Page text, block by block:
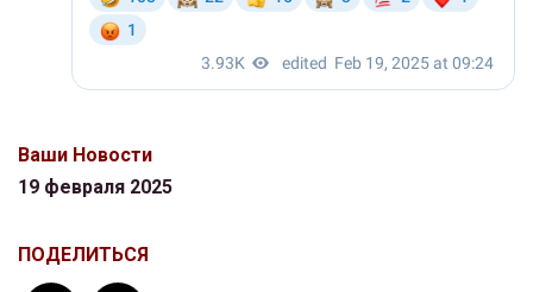
Ваши Новости
19 февраля 2025
ПОДЕЛИТЬСЯ